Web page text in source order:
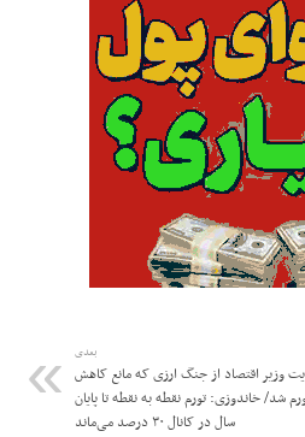
بعدی
وزیر اقتصاد از جنگ ارزی که مانع کاهش
شد/ خاندوزی: تورم نقطه به نقطه تا پایان
سال در کانال ۳۰ درصد می‌ماند